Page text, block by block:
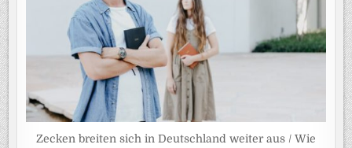
Zecken breiten sich in Deutschland weiter aus / Wie